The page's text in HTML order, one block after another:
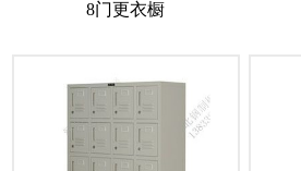
8门更衣橱